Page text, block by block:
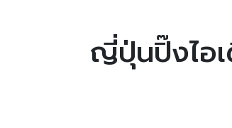
ญี่ปุ่นปิ๊งไอ